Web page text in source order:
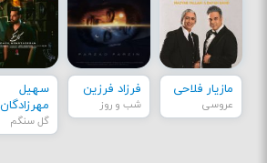
مازیار فلاحی
عروسی
فرزاد فرزین
شب و روز
سهیل
مهرزادگان
گل سنگم